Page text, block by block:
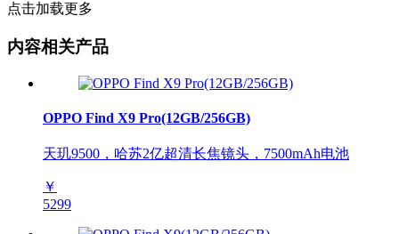
点击加载更多
内容相关产品
OPPO Find X9 Pro(12GB/256GB)
天玑9500，哈苏2亿超清长焦镜头，7500mAh电池
￥
5299